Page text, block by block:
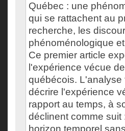
Québec : une
qui se rattachent au
recherche, les
phénoménologique
Ce premier article
l'expérience vécue
québécois. L'analyse
décrire l'expérience
rapport au temps, à
déclinent comme suit
horizon temporel